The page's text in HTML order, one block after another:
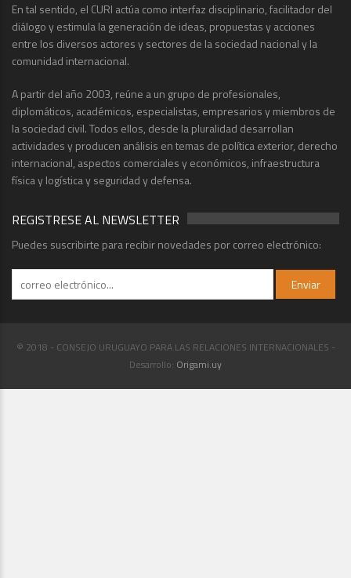
En tal sentido, el CURI actúa como interfaz disciplinario, facilitador del
diálogo y estimula la generación de ideas, propuestas y acciones
entre los diversos actores y sectores de la sociedad nacional y la
comunidad internacional.
A partir del año 2003, reúne a un grupo de profesionales,
diplomáticos, académicos, especialistas, empresarios y miembros de
la sociedad civil. Todos ellos, desde la pluralidad desarrollan
actividades y producen análisis en temas de política exterior, derecho
internacional, aspectos comerciales y económicos, infraestructura
física y logística y seguridad y defensa.
REGISTRESE AL NEWSLETTER
Puedes suscribirte para recibir novedades por correo electrónico:
© 2018 - CONSEJO URUGUAYO PARA LAS RELACIONES INTERNACIONALES -
Desarrollo: Origami.uy